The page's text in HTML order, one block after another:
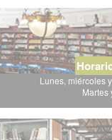
Lunes, miércoles
Martes